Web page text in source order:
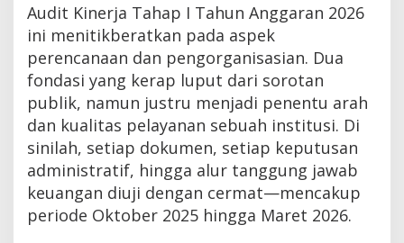
Audit Kinerja Tahap I Tahun Anggaran 2026
ini menitikberatkan pada aspek
perencanaan dan pengorganisasian. Dua
fondasi yang kerap luput dari sorotan
publik, namun justru menjadi penentu arah
dan kualitas pelayanan sebuah institusi. Di
sinilah, setiap dokumen, setiap keputusan
administratif, hingga alur tanggung jawab
keuangan diuji dengan cermat—mencakup
periode Oktober 2025 hingga Maret 2026.